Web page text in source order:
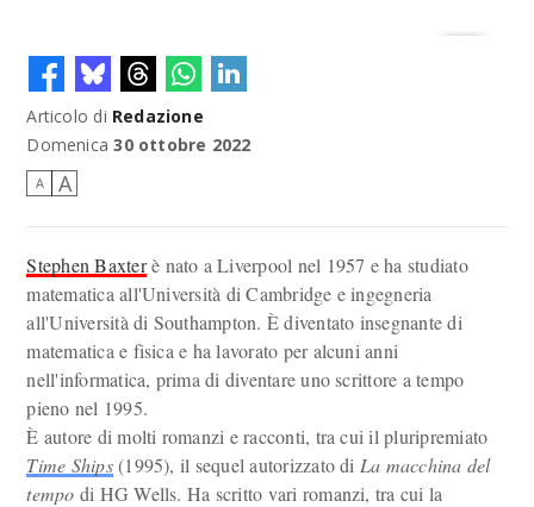
Articolo di Redazione
Domenica 30 ottobre 2022
A A
Stephen Baxterè nato a Liverpool nel 1957 e ha studiato
matematica all'Università di Cambridge e ingegneria
all'Università di Southampton. È diventato insegnante di
matematica e fisica e ha lavorato per alcuni anni
nell'informatica, prima di diventare uno scrittore a tempo
pieno nel 1995.
È autore di molti romanzi e racconti, tra cui il pluripremiato
Time Ships(1995), il sequel autorizzato di La macchina del
tempo di HG Wells. Ha scritto vari romanzi, tra cui la